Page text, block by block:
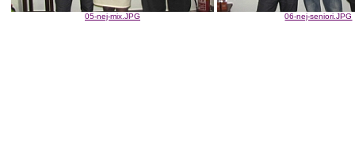
05-nej-mix.JPG 06-nej-seniori.JPG